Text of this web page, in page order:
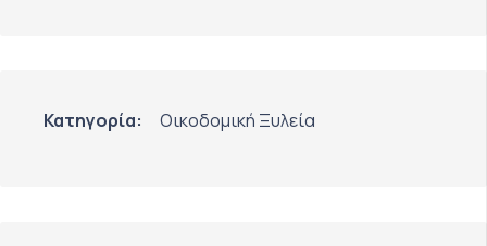
Κατηγορία: Οικοδομική Ξυλεία